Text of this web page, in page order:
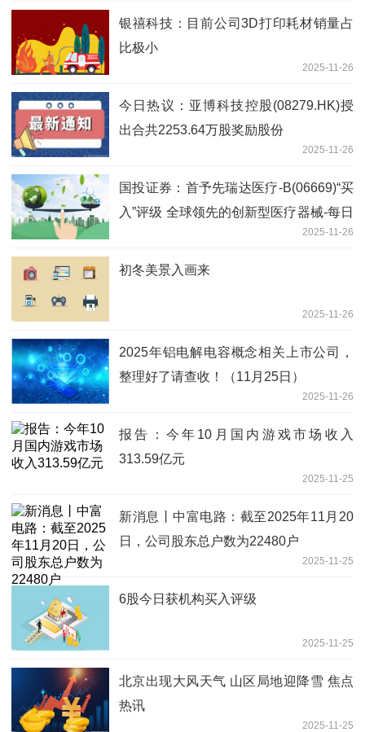
银禧科技：目前公司3D打印耗材销量占
比极小
2025-11-26
今日热议：亚博科技控股(08279.HK)授
出合共2253.64万股奖励股份
2025-11-26
国投证券：首予先瑞达医疗-B(06669)“买
入”评级 全球领先的创新型医疗器械-每日
2025-11-26
初冬美景入画来
2025-11-26
2025年铝电解电容概念相关上市公司，
整理好了请查收！（11月25日）
2025-11-26
报告：今年10月国内游戏市场收入
313.59亿元
2025-11-25
新消息丨中富电路：截至2025年11月20
日，公司股东总户数为22480户
2025-11-25
6股今日获机构买入评级
2025-11-25
北京出现大风天气 山区局地迎降雪 焦点
热讯
2025-11-25